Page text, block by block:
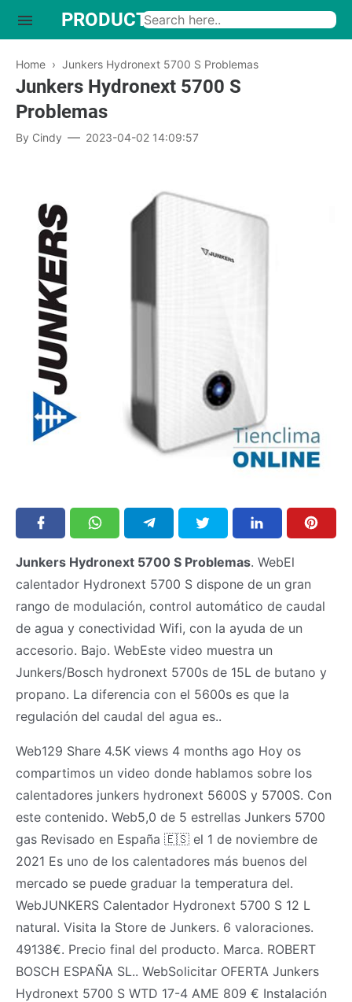
Home › Junkers Hydronext 5700 S Problemas
Junkers Hydronext 5700 S
Problemas
By Cindy 2023-04-02 14:09:57
Junkers Hydronext 5700 S Problemas. WebEl
calentador Hydronext 5700 S dispone de un gran
rango de modulación, control automático de caudal
de agua y conectividad Wifi, con la ayuda de un
accesorio. Bajo. WebEste video muestra un
Junkers/Bosch hydronext 5700s de 15L de butano y
propano. La diferencia con el 5600s es que la
regulación del caudal del agua es..
Web129 Share 4.5K views 4 months ago Hoy os
compartimos un video donde hablamos sobre los
calentadores junkers hydronext 5600S y 5700S. Con
este contenido. Web5,0 de 5 estrellas Junkers 5700
gas Revisado en España 🇪🇸 el 1 de noviembre de
2021 Es uno de los calentadores más buenos del
mercado se puede graduar la temperatura del.
WebJUNKERS Calentador Hydronext 5700 S 12 L
natural. Visita la Store de Junkers. 6 valoraciones.
49138€. Precio final del producto. Marca. ROBERT
BOSCH ESPAÑA SL.. WebSolicitar OFERTA Junkers
Hydronext 5700 S WTD 17-4 AME 809 € Instalación